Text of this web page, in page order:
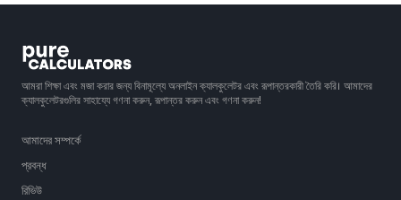
আমরা শিক্ষা এবং মজা করার জন্য বিনামূল্যে অনলাইন ক্যালকুলেটর এবং রূপান্তরকারী তৈরি করি। আমাদের
ক্যালকুলেটরগুলির সাহায্যে গণনা করুন, রূপান্তর করুন এবং গণনা করুন!
আমাদের সম্পর্কে
প্রবন্ধ
রিভিউ